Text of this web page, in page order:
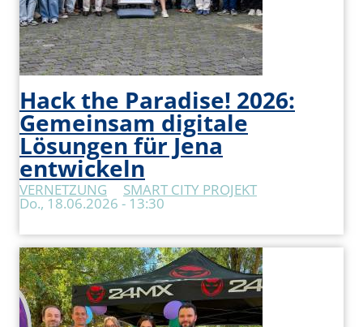
Hack the Paradise! 2026:
Gemeinsam digitale
Lösungen für Jena
entwickeln
VERNETZUNG SMART CITY PROJEKT
Do., 18.06.2026 - 13:30